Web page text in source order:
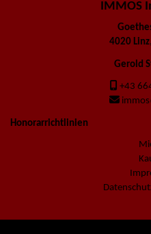
IMMOS
4020 Linz
Gerold
+43
Honorarrichtlinien